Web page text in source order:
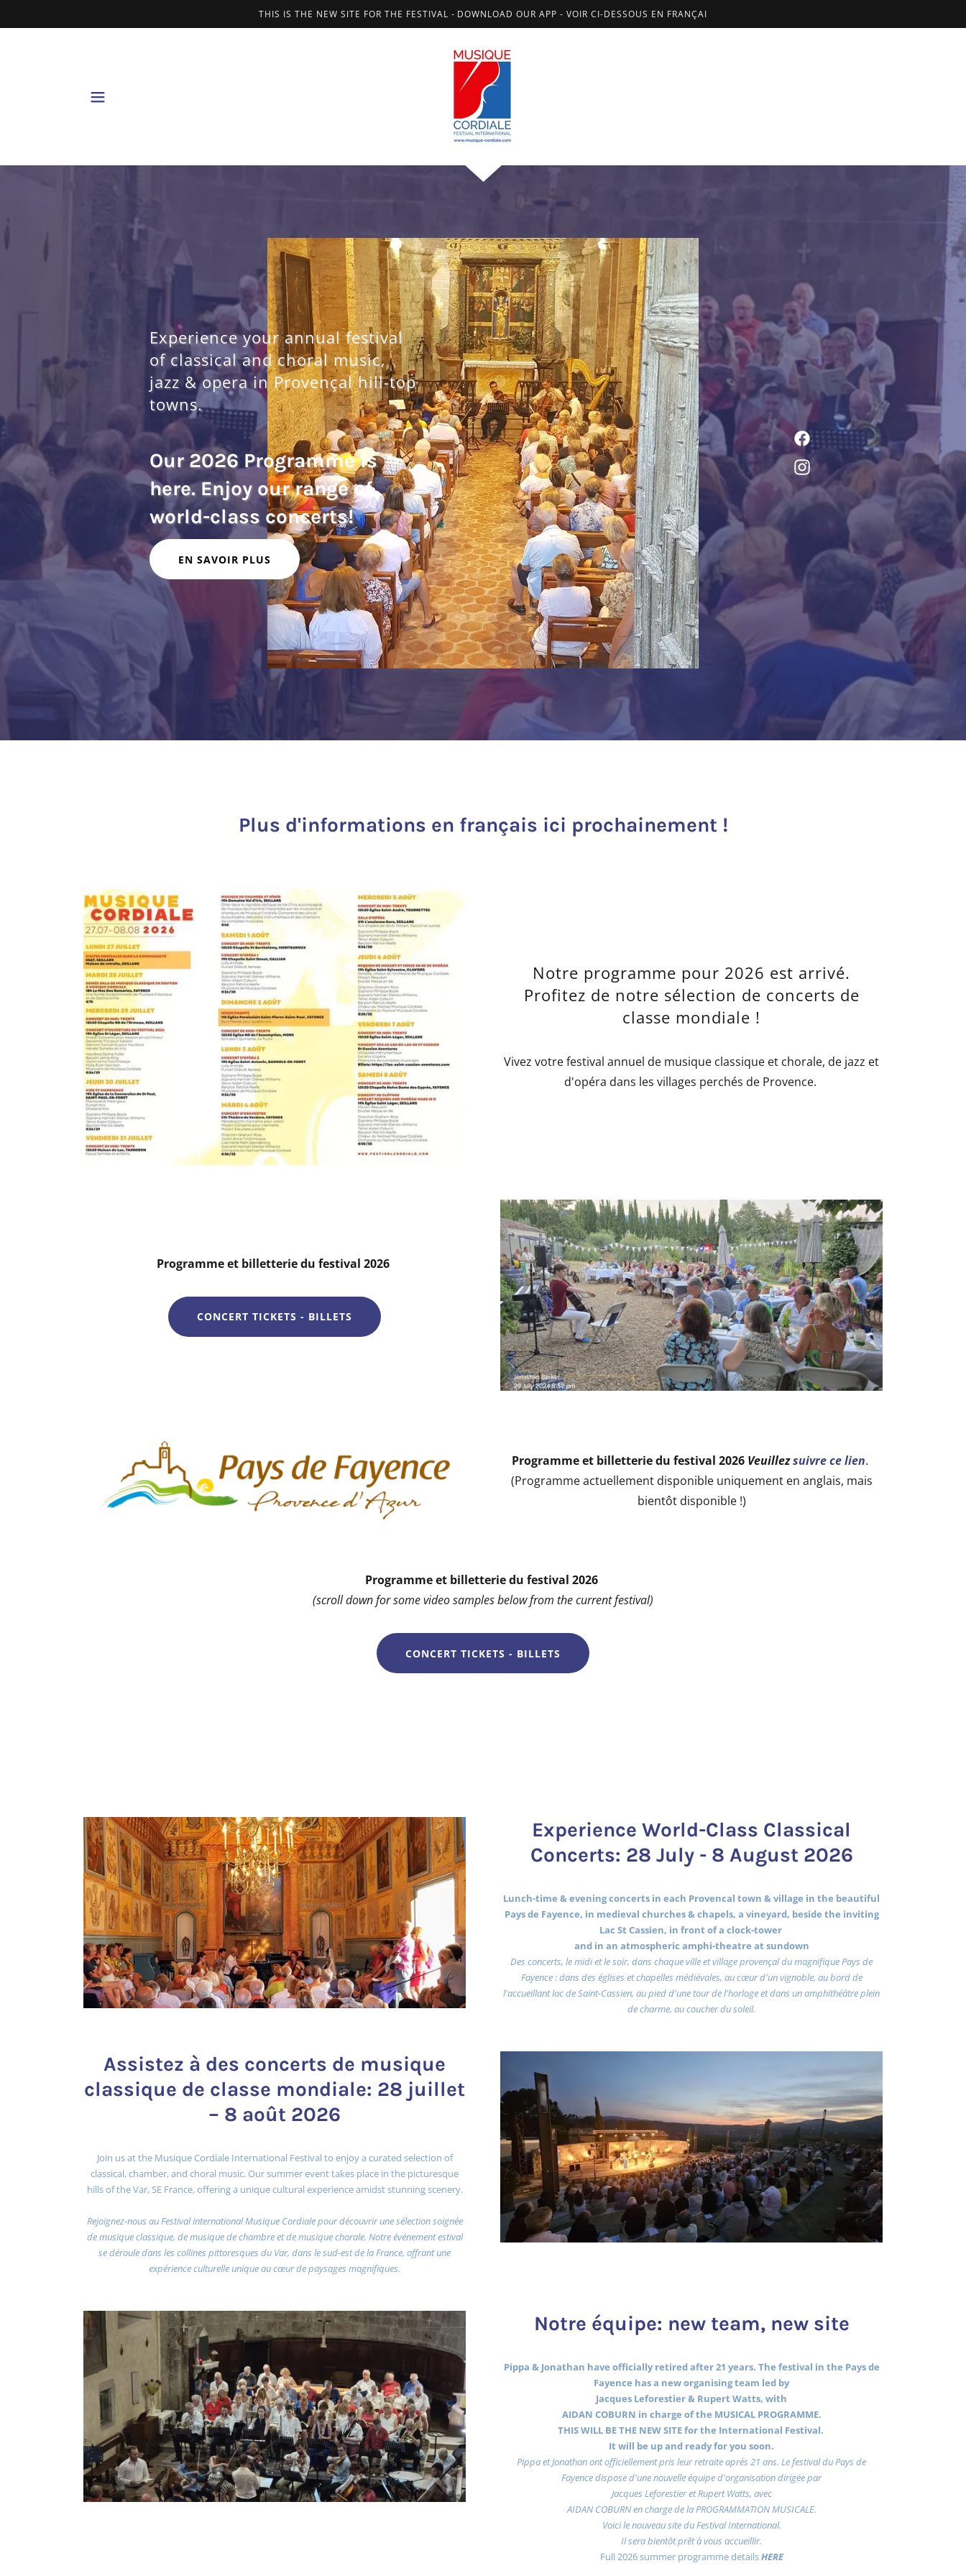
THIS IS THE NEW SITE FOR THE FESTIVAL - DOWNLOAD OUR APP - VOIR CI-DESSOUS EN FRANÇAI
Experience your annual festival
of classical and choral music,
jazz & opera in Provençal hill-top
towns.
Our 2026 Programme is
here. Enjoy our range of
EN SAVOIR PLUS
Plus d'informations en français ici prochainement !
Notre programme pour 2026 est arrivé.
Profitez de notre sélection de concerts de
classe mondiale !
Vivez votre festival annuel de musique classique et chorale, de jazz et
d'opéra dans les villages perchés de Provence.
Programme et billetterie du festival 2026
CONCERT TICKETS - BILLETS
Programme et billetterie du festival 2026 Veuillezsuivre ce lien.
(Programme actuellement disponible uniquement en anglais, mais
bientôt disponible !)
Programme et billetterie du festival 2026
(scroll down for some video samples below from the current festival)
CONCERT TICKETS - BILLETS
Experience World-Class Classical
Concerts: 28 July - 8 August 2026
Lunch-time & evening concerts in each Provencal town & village in the beautiful
Pays de Fayence, in medieval churches & chapels, a vineyard, beside the inviting
Lac St Cassien, in front of a clock-tower
and in an atmospheric amphi-theatre at sundown
Des concerts, le midi et le soir, dans chaque ville et village provençal du magnifique Pays de
Fayence : dans des églises et chapelles médiévales, au cœur d'un vignoble, au bord de
l'accueillant lac de Saint-Cassien, au pied d'une tour de l'horloge et dans un amphithéâtre plein
de charme, au coucher du soleil.
Assistez à des concerts de musique
classique de classe mondiale: 28 juillet
– 8 août 2026
Join us at the Musique Cordiale International Festival to enjoy a curated selection of
classical, chamber, and choral music. Our summer event takes place in the picturesque
hills of the Var, SE France, offering a unique cultural experience amidst stunning scenery.
Rejoignez-nous au Festival international Musique Cordiale pour découvrir une sélection soignée
de musique classique, de musique de chambre et de musique chorale. Notre événement estival
se déroule dans les collines pittoresques du Var, dans le sud-est de la France, offrant une
expérience culturelle unique au cœur de paysages magnifiques.
Notre équipe: new team, new site
Pippa & Jonathan have officially retired after 21 years. The festival in the Pays de
Fayence has a new organising team led by
Jacques Leforestier & Rupert Watts, with
AIDAN COBURN in charge of the MUSICAL PROGRAMME.
THIS WILL BE THE NEW SITE for the International Festival.
It will be up and ready for you soon.
Pippa et Jonathan ont officiellement pris leur retraite après 21 ans. Le festival du Pays de
Fayence dispose d'une nouvelle équipe d'organisation dirigée par
Jacques Leforestier et Rupert Watts, avec
AIDAN COBURN en charge de la PROGRAMMATION MUSICALE.
Voici le nouveau site du Festival International.
Il sera bientôt prêt à vous accueillir.
Full 2026 summer programme detailsHERE